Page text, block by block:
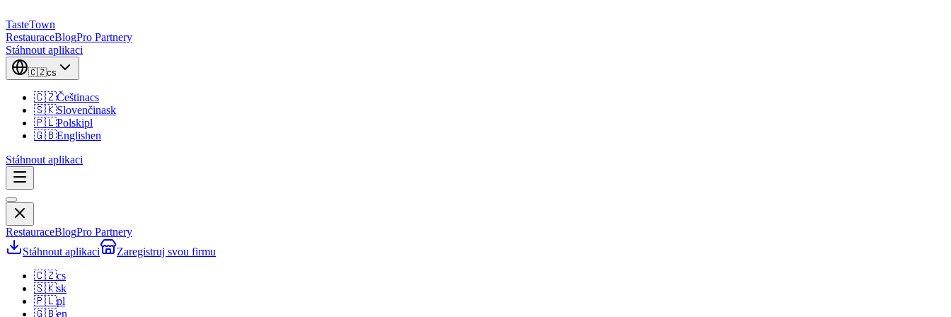
TasteTown
RestauraceBlogPro Partnery
Stáhnout aplikaci
🇨🇿cs
🇨🇿Češtinacs
🇸🇰Slovenčinask
🇵🇱Polskipl
🇬🇧Englishen
Stáhnout aplikaci
RestauraceBlogPro Partnery
Stáhnout aplikaci
Zaregistruj svou firmu
🇨🇿cs
🇸🇰sk
🇵🇱pl
🇬🇧en